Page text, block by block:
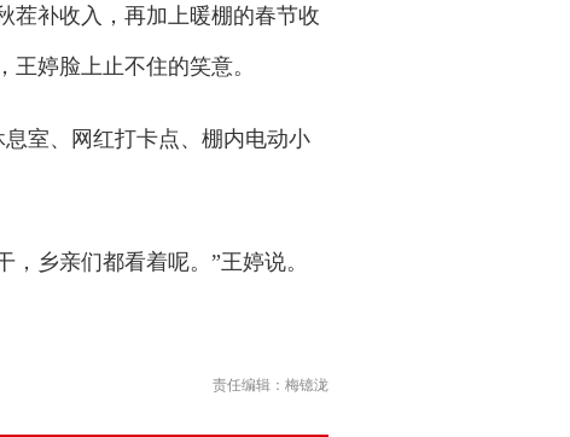
茬补收入，再加上暖棚的春节收
婷脸上止不住的笑意。
室、网红打卡点、棚内电动小
乡亲们都看着呢。”王婷说。
责任编辑：梅镱泷